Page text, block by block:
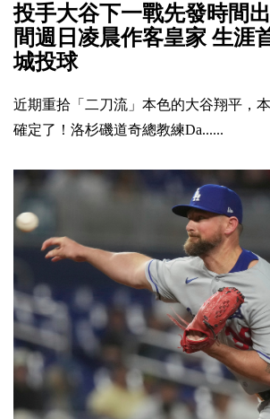
投手大谷下一戰先發時間
間週日凌晨作客皇家 生涯
城投球
近期重拾「二刀流」本色的大谷翔平，
確定了！洛杉磯道奇總教練Da......